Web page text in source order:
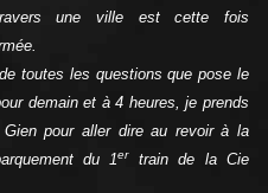
une ville est cette fois
toutes les questions que pose le
demain et à 4 heures, je prends
pour aller dire au revoir à la
du 1ertrain de la Cie